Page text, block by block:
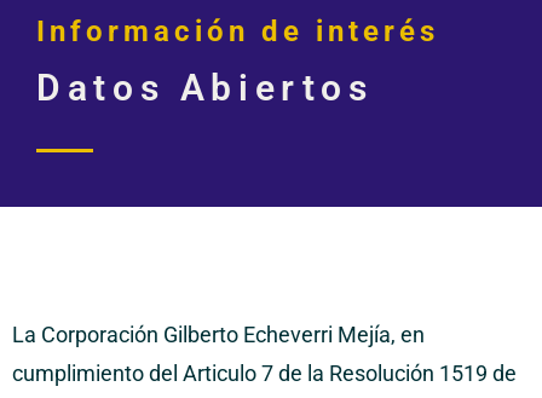
Información de interés
Datos Abiertos
La Corporación Gilberto Echeverri Mejía, en
cumplimiento del Articulo 7 de la Resolución 1519 de